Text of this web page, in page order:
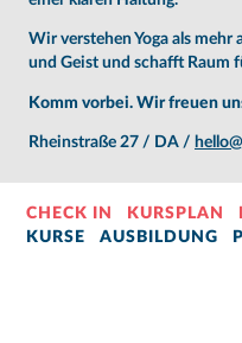
Wir verstehen Yoga als mehr
und Geist und schafft Raum
Komm vorbei. Wir freuen
Rheinstraße 27 / DA /
CHECK IN KURSPLAN
KURSE
AUSBILDUNG